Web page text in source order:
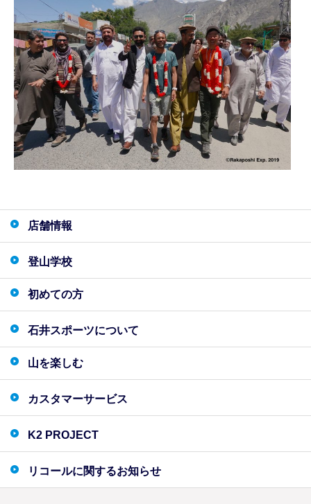
店舗情報
登山学校
初めての方
石井スポーツについて
山を楽しむ
カスタマーサービス
K2 PROJECT
リコールに関するお知らせ